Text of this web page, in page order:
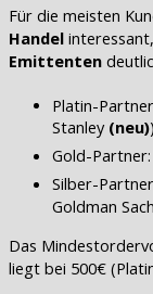
Für die meisten
Handel
Emittenten
Platin-
Stanley (neu))
Gold-
Silber-
Goldman
Das
liegt bei 500€